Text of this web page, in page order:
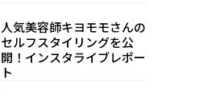
人気美容師キヨモモさんの
セルフスタイリングを公
開！インスタライブレポー
ト